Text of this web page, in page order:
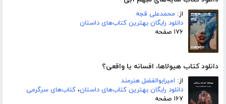
از: محمدعلی قجه
دانلود رایگان بهترین کتاب‌های داستان
۱۷۶ صفحه
دانلود کتاب هیولاها، افسانه یا واقعی؟
از: امیرابوالفضل هنرمند
دانلود رایگان بهترین کتاب‌های داستان، کتاب‌های سرگرمی
۱۶۷ صفحه